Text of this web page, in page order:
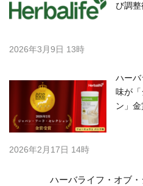
び調整
2026年3月9日 13時
ハーバ
味が「
ン」金
2026年2月17日 14時
ハーバライフ・オブ